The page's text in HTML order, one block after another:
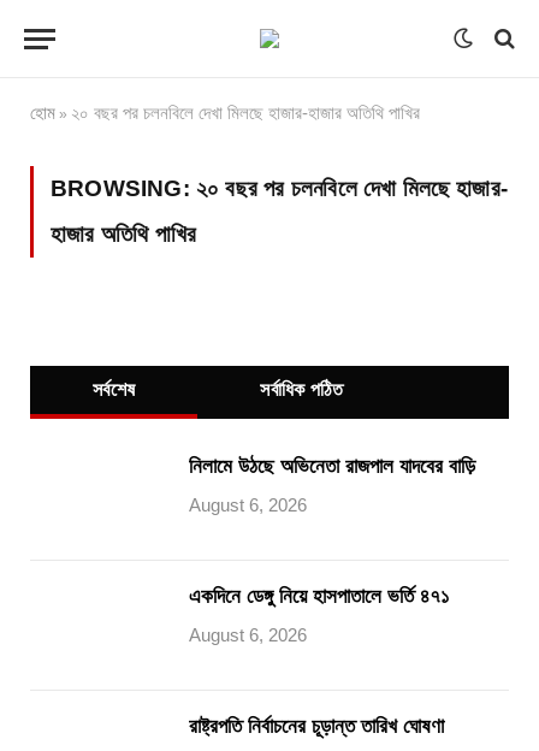
হোম » ২০ বছর পর চলনবিলে দেখা মিলছে হাজার-হাজার অতিথি পাখির
BROWSING: ২০ বছর পর চলনবিলে দেখা মিলছে হাজার-
হাজার অতিথি পাখির
সর্বশেষ সর্বাধিক পঠিত
নিলামে উঠছে অভিনেতা রাজপাল যাদবের বাড়ি
August 6, 2026
একদিনে ডেঙ্গু নিয়ে হাসপাতালে ভর্তি ৪৭১
August 6, 2026
রাষ্ট্রপতি নির্বাচনের চূড়ান্ত তারিখ ঘোষণা